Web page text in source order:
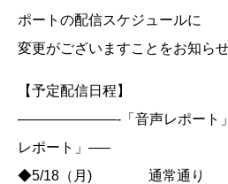
ポートの配信スケジュールに
変更がございますことをお知らせ
【予定配信日程】
———————-「音声レポート」
レポート」—–
◆5/18（月) 通常